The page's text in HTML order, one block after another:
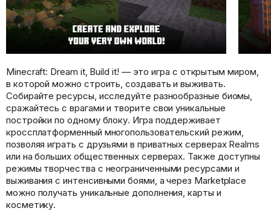
Minecraft: Dream it, Build it! — это игра с открытым миром,
в которой можно строить, создавать и выживать.
Собирайте ресурсы, исследуйте разнообразные биомы,
сражайтесь с врагами и творите свои уникальные
постройки по одному блоку. Игра поддерживает
кроссплатформенный многопользовательский режим,
позволяя играть с друзьями в приватных серверах Realms
или на больших общественных серверах. Также доступны
режимы творчества с неограниченными ресурсами и
выживания с интенсивными боями, а через Marketplace
можно получать уникальные дополнения, карты и
косметику.